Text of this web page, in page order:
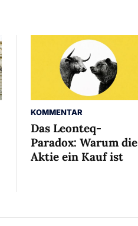
KOMMENTAR
Das Leonteq-
Paradox: Warum die
Aktie ein Kauf ist